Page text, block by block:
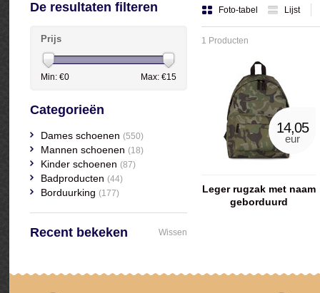
Foto-tabel Lijst
1 Producten
14,05
eur
Leger rugzak met naam
geborduurd
De resultaten filteren
Prijs
Min: €0 Max: €15
Categorieën
Dames schoenen (550)
Mannen schoenen (18)
Kinder schoenen (87)
Badproducten (44)
Borduurking (177)
Recent bekeken Wissen